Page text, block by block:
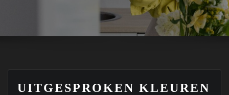
UITGESPROKEN KLEUREN